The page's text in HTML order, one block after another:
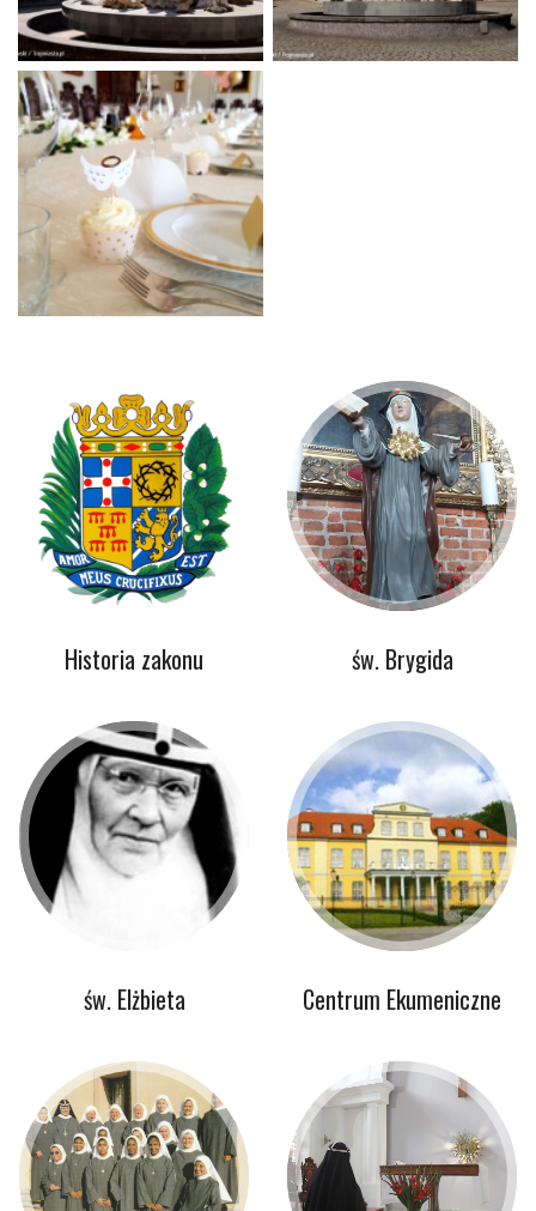
Historia zakonu św. Brygida
św. Elżbieta Centrum Ekumeniczne